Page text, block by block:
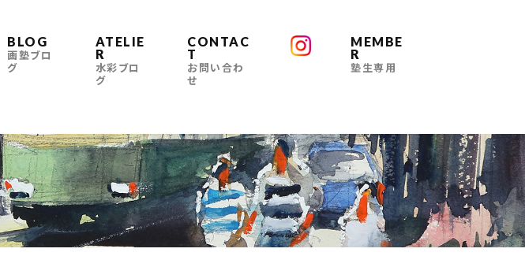
BLOG
画塾ブロ
グ
ATELIE
R
水彩ブロ
グ
CONTAC
T
お問い合わ
せ
MEMBE
R
塾生専用